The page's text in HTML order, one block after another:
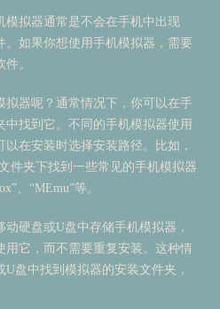
模拟器通常是不会在手机中出现
。如果你想使用手机模拟器，需要
。
拟器呢？通常情况下，你可以在手
找到它。不同的手机模拟器使用
在安装时选择安装路径。比如，
件夹下找到一些常见的手机模拟器
、“MEmu”等。
硬盘或U盘中存储手机模拟器，
用它，而不需要重复安装。这种情
盘中找到模拟器的安装文件夹，